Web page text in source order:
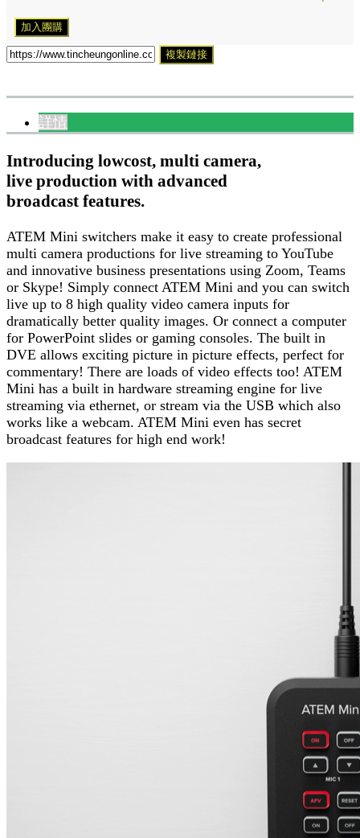
加入團購
複製鏈接
詳情
Introducing lowcost, multi camera,
live production with advanced
broadcast features.
ATEM Mini switchers make it easy to create professional
multi camera productions for live streaming to YouTube
and innovative business presentations using Zoom, Teams
or Skype! Simply connect ATEM Mini and you can switch
live up to 8 high quality video camera inputs for
dramatically better quality images. Or connect a computer
for PowerPoint slides or gaming consoles. The built in
DVE allows exciting picture in picture effects, perfect for
commentary! There are loads of video effects too! ATEM
Mini has a built in hardware streaming engine for live
streaming via ethernet, or stream via the USB which also
works like a webcam. ATEM Mini even has secret
broadcast features for high end work!